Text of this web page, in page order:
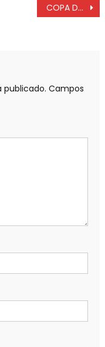
COPA DO BRASIL: São Paulo se vinga do Palmeiras e Flu sai na frente – FALANDO DE FLAMENGO site de notícias do Flamengo
publicado. Campos